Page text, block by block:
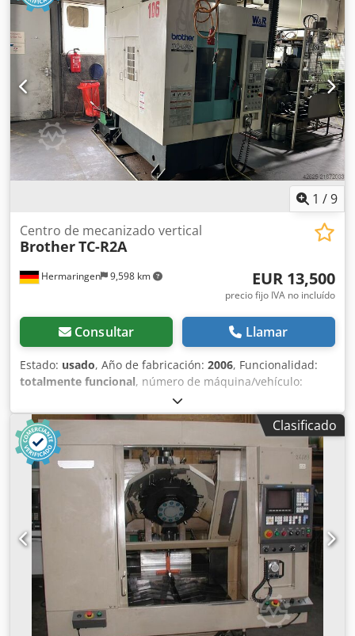
desm
1 /9
Hermaringen 9,598 km
Centro de mecanizado vertical
BrotherTC-R2A
EUR 13,500
precio fijo IVA no incluído
Consultar Llamar
Estado: usado, Año de fabricación: 2006, Funcionalidad:
totalmente funcional, número de máquina/vehículo:
, Centro de mecanizado CNC Brother TC-R2A Año de
fabricación: 2006, número de serie 111849 Control: Brother
Equipamiento: cambiador de herramientas de 14
posiciones, cono de husillo BT-30 Recorridos X: 420 mm
(16,5 pulg.) Credpfx Afjyzpdbsuof Y: 320 mm (12,6 pulg.) Z:
270 mm (10,6 pulg.) ----- Oferta atractiva: flexible y sin
preocupaciones No solo le ofrecemos un producto de alta
calidad, sino también opciones de financiación a medida,
adaptadas a sus necesidades. Ya sea pago inicial, pago a
plazos o modelos de financiación personalizados, juntos
encontraremos la solución adecuada. Si lo desea, también
nos encargamos de toda la organización del transporte.
Desde la planificación hasta la entrega fiable, nos
aseguramos de un proceso fluido y puntual para que
usted no tenga que preocuparse de nada. 📞 Contáctenos
Clasificado